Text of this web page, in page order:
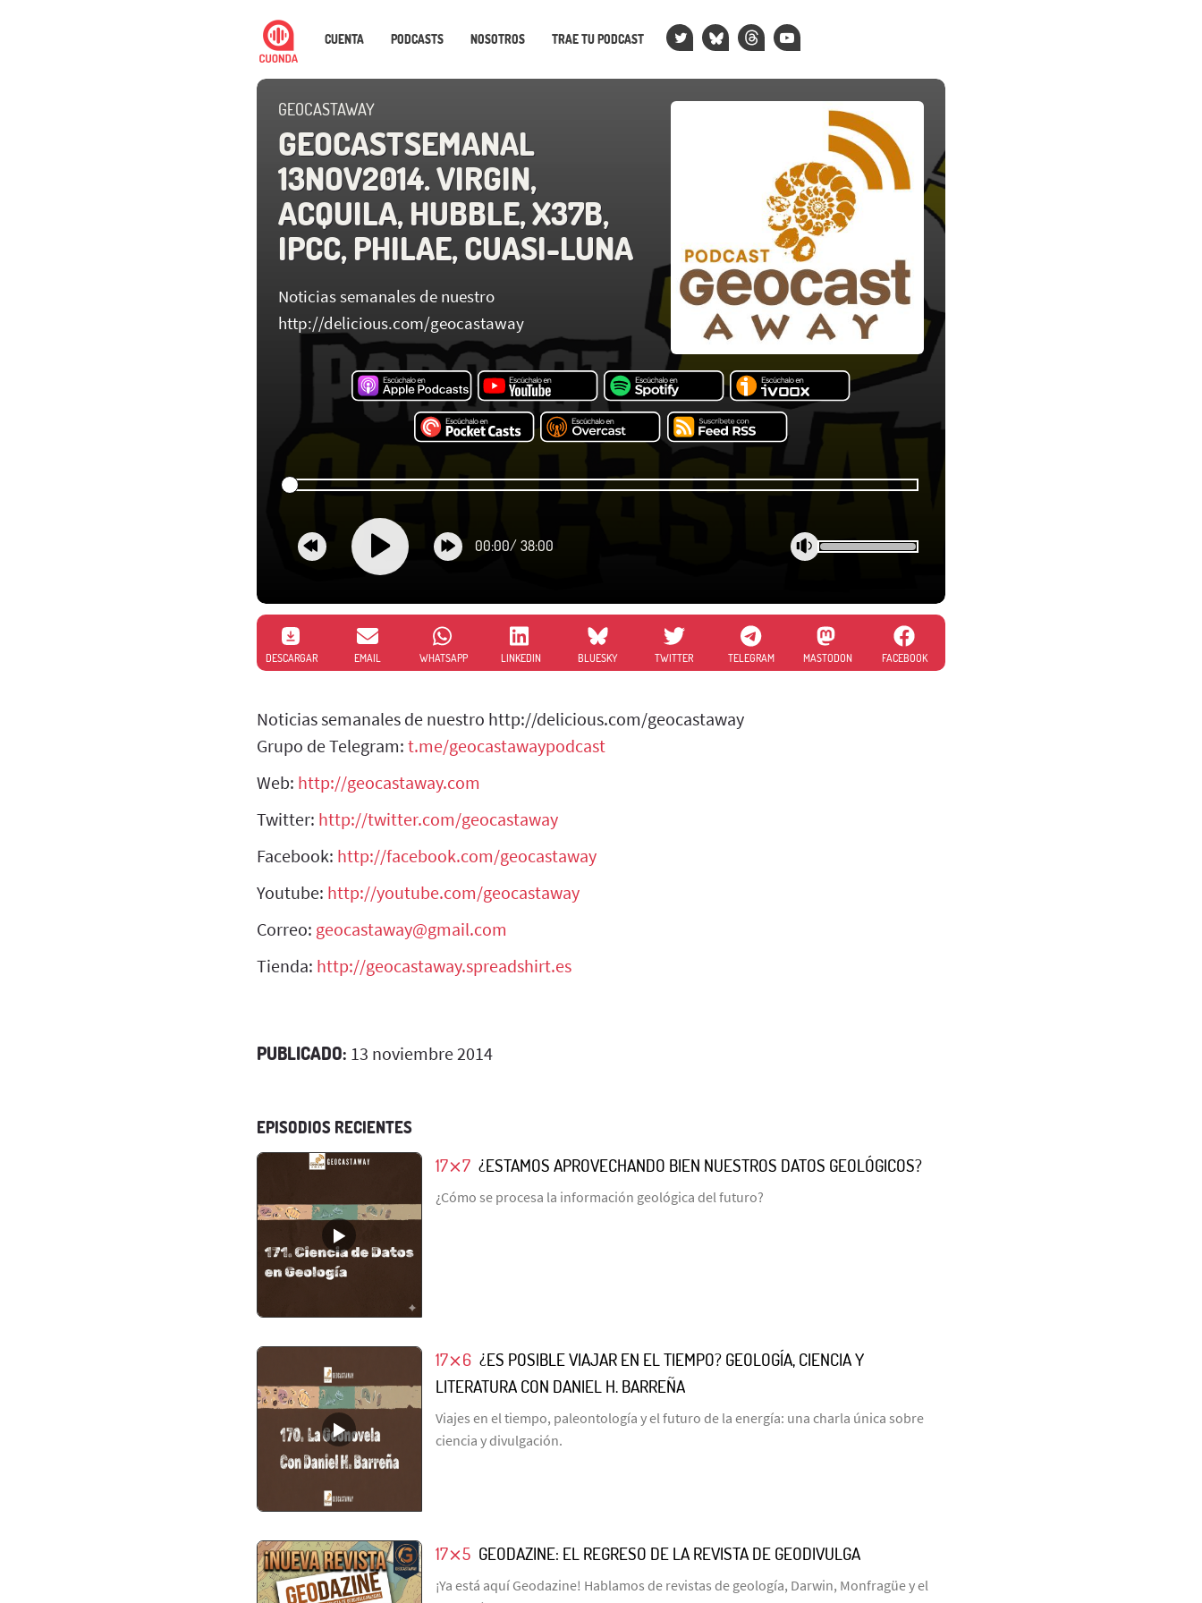
CUENTA PODCASTS NOSOTROS TRAE TU PODCAST
GEOCASTAWAY
GEOCASTSEMANAL
13NOV2014. VIRGIN,
ACQUILA, HUBBLE, X37B,
IPCC, PHILAE, CUASI-LUNA
Noticias semanales de nuestro
http://delicious.com/geocastaway
00:00/ 38:00
DESCARGAR EMAIL WHATSAPP LINKEDIN BLUESKY TWITTER TELEGRAM MASTODON FACEBOOK
Noticias semanales de nuestro http://delicious.com/geocastaway
Grupo de Telegram: t.me/geocastawaypodcast
Web: http://geocastaway.com
Twitter: http://twitter.com/geocastaway
Facebook: http://facebook.com/geocastaway
Youtube: http://youtube.com/geocastaway
Correo: geocastaway@gmail.com
Tienda: http://geocastaway.spreadshirt.es
PUBLICADO: 13 noviembre 2014
EPISODIOS RECIENTES
17⨯7 ¿ESTAMOS APROVECHANDO BIEN NUESTROS DATOS GEOLÓGICOS?
¿Cómo se procesa la información geológica del futuro?
17⨯6 ¿ES POSIBLE VIAJAR EN EL TIEMPO? GEOLOGÍA, CIENCIA Y
LITERATURA CON DANIEL H. BARREÑA
Viajes en el tiempo, paleontología y el futuro de la energía: una charla única sobre
ciencia y divulgación.
17⨯5 GEODAZINE: EL REGRESO DE LA REVISTA DE GEODIVULGA
¡Ya está aquí Geodazine! Hablamos de revistas de geología, Darwin, Monfragüe y el